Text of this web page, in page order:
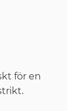
för en